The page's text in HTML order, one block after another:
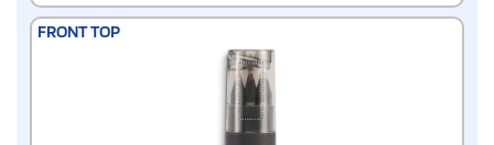
FRONT TOP